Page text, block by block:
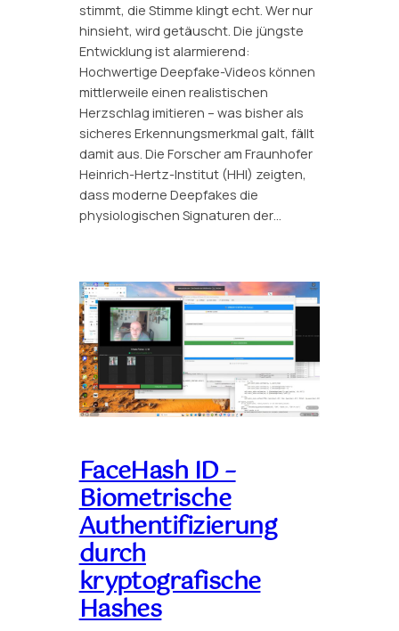
stimmt, die Stimme klingt echt. Wer nur
hinsieht, wird getäuscht. Die jüngste
Entwicklung ist alarmierend:
Hochwertige Deepfake-Videos können
mittlerweile einen realistischen
Herzschlag imitieren – was bisher als
sicheres Erkennungsmerkmal galt, fällt
damit aus. Die Forscher am Fraunhofer
Heinrich-Hertz-Institut (HHI) zeigten,
dass moderne Deepfakes die
physiologischen Signaturen der…
FaceHash ID –
Biometrische
Authentifizierung
durch
kryptografische
Hashes